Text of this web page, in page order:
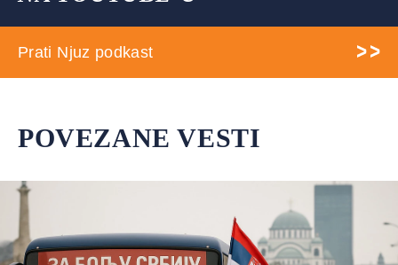
Prati Njuz podkast
POVEZANE VESTI